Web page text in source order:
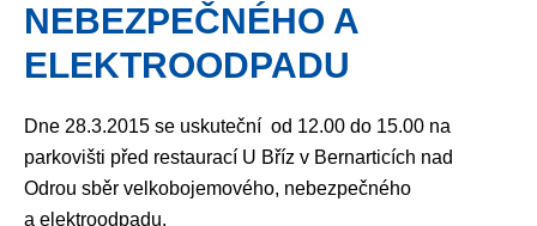
NEBEZPEČNÉHO A
ELEKTROODPADU
Dne 28.3.2015 se uskuteční od 12.00 do 15.00 na
parkovišti před restaurací U Bříz v Bernarticích nad
Odrou sběr velkobojemového, nebezpečného
a elektroodpadu.